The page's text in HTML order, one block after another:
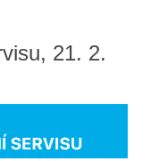
21. 2.